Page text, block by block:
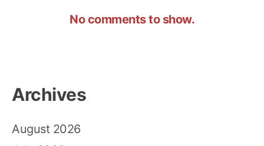
No comments to show.
Archives
August 2026